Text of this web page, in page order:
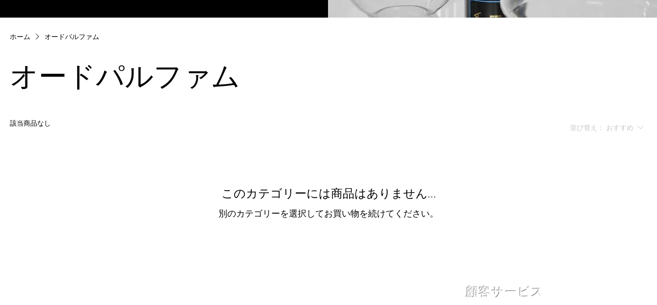
ホーム オードパルファム
オードパルファム
該当商品なし
並び替え： おすすめ
このカテゴリーには商品はありません…
別のカテゴリーを選択してお買い物を続けてください。
顧客サービス